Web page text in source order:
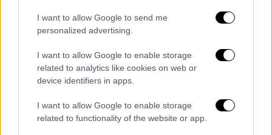
I want to allow Google to send me
personalized advertising.
I want to allow Google to enable storage
related to analytics like cookies on web or
device identifiers in apps.
I want to allow Google to enable storage
related to functionality of the website or app.